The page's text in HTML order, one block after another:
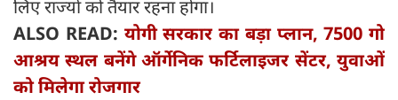
लिए राज्यों को तैयार रहना होगा।
ALSO READ: योगी सरकार का बड़ा प्लान, 7500 गो
आश्रय स्थल बनेंगे ऑर्गेनिक फर्टिलाइजर सेंटर, युवाओं
को मिलेगा रोजगार